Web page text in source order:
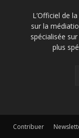
L’Officiel de
sur la
spécialisée
plus
Contribuer